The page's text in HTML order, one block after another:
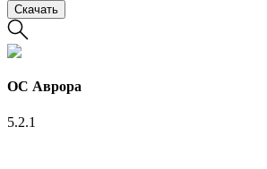
Скачать
ОС Аврора
5.2.1